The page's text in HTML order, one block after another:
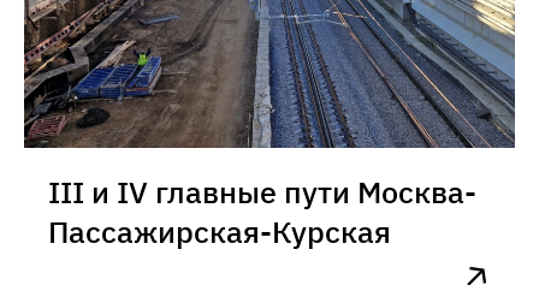
III и IV главные пути Москва-
Пассажирская-Курская